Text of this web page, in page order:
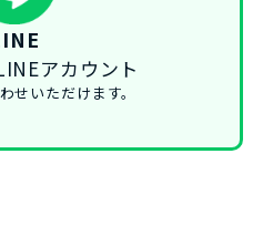
アカウント
せいただけます。